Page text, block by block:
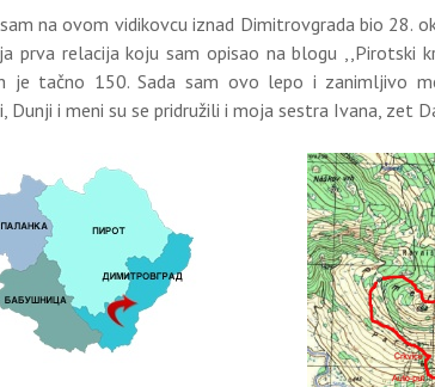
na ovom vidikovcu iznad Dimitrovgrada bio 28.
prva relacija koju sam opisao na blogu ,,Pirotski
je tačno 150. Sada sam ovo lepo i zanimljivo
Dunji i meni su se pridružili i moja sestra Ivana, zet